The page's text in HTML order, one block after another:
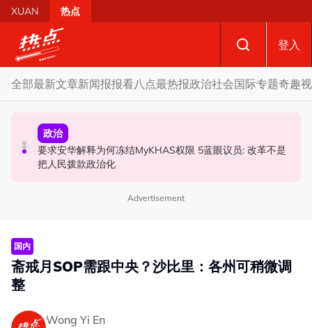
Skip to main content
XUAN 热点
登入
全部最新文章新闻报报看八点最热报政治社会国际专题奇趣
国际
AI电影沦“反面教材”？ 狮城本土电影公司国庆献礼掀网民
论战
政治
要求安华解释为何冻结MyKHAS权限 5蓝眼议员: 改革不是
把人民拨款政治化
政治
若国盟国阵甲州选谈不拢 分析: 丹登议席分配恐更艰难
Advertisement
国内
斋戒月SOP需跟中央？沙比里：各州可稍微调
整
Wong Yi En